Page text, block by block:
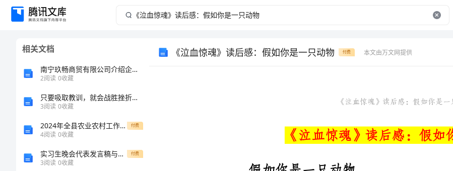
《泣
魂》
感：
相关文档
南宁玖畅商贸有限公司介绍企业发展分析报告
2阅读 0收藏
只要吸取教训，就会战胜挫折（小学六年级作文）
3阅读 0收藏
2024年全县农业农村工作总结 付费
4阅读 0收藏
实习生晚会代表发言稿与实习结束发言稿范例汇编 付费
3阅读 0收藏
《泣血惊魂》读后感：假如你是一只动物 付费 本文由万文网提供
《泣血惊魂》读后感：假如你是一只动物
——读《泣血惊魂》有感